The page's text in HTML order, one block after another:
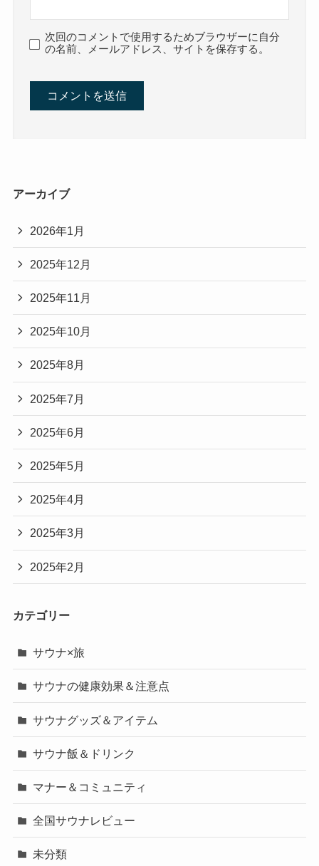
次回のコメントで使用するためブラウザーに自分
の名前、メールアドレス、サイトを保存する。
アーカイブ
2026年1月
2025年12月
2025年11月
2025年10月
2025年8月
2025年7月
2025年6月
2025年5月
2025年4月
2025年3月
2025年2月
カテゴリー
サウナ×旅
サウナの健康効果＆注意点
サウナグッズ＆アイテム
サウナ飯＆ドリンク
マナー＆コミュニティ
全国サウナレビュー
未分類